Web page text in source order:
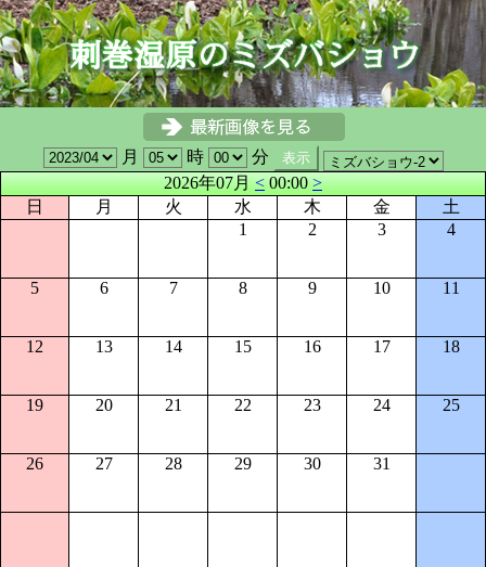
月 時
分
2026年07月<00:00>
日
月 火 水 木 金
土
1
2 3 4
5 6 7 8 9 10 11
12 13 14 15 16 17 18
19 20 21 22 23 24 25
26 27 28 29 30 31